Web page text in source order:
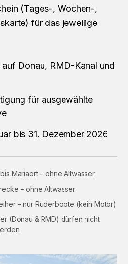
(Tages-, Wochen-,
für das jeweilige
Donau, RMD-Kanal und
für ausgewählte
bis 31. Dezember 2026
Mariaort – ohne Altwasser
– ohne Altwasser
– nur Ruderboote (kein Motor)
(Donau & RMD) dürfen nicht